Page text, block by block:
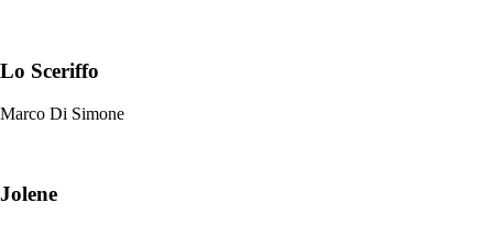
Lo Sceriffo
Marco Di Simone
Jolene